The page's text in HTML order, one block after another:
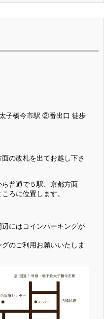
子橋今市駅 ②番出口 徒歩
面の改札を出てお越し下さ
普通で５駅、京都方面
ろに位置します。
にはコインパーキングが
のご利用お願いいたしま